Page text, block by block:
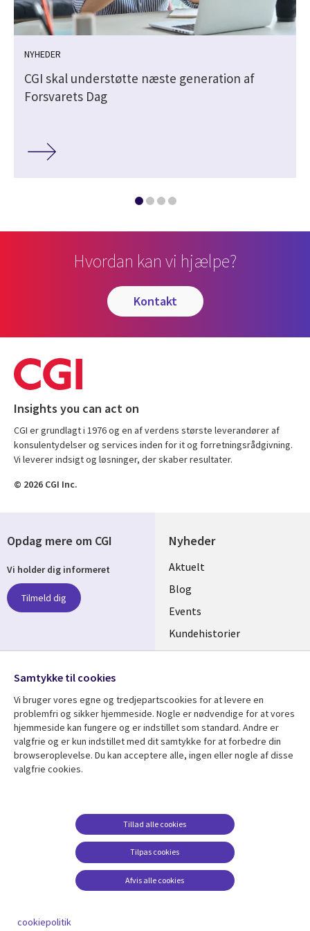
NYHEDER
CGI skal understøtte næste generation af
Forsvarets Dag
Hvordan kan vi hjælpe?
kontakt
Insights you can act on
CGI er grundlagt i 1976 og en af verdens største leverandører af
konsulentydelser og services inden for it og forretningsrådgivning.
Vi leverer indsigt og løsninger, der skaber resultater.
© 2026 CGI Inc.
Nyheder
Useful
links
DENMARK
Aktuelt
Blog
Events
Kundehistorier
Videoer
Se mere
Library
DENMARK
Artikler
Kundehistorier
Support
Accessibility
Suppliers
Change consent
Opdag mere om CGI
Vi holder dig informeret
Tilmeld dig
Media
DENMARK
Samtykke til cookies
Vi bruger vores egne og tredjepartscookies for at levere en
problemfri og sikker hjemmeside. Nogle er nødvendige for at vores
hjemmeside kan fungere og er indstillet som standard. Andre er
valgfrie og er kun indstillet med dit samtykke for at forbedre din
browseroplevelse. Du kan acceptere alle, ingen eller nogle af disse
valgfrie cookies.
Tilpas cookies
Tillad alle cookies
Afvis alle cookies
cookiepolitik